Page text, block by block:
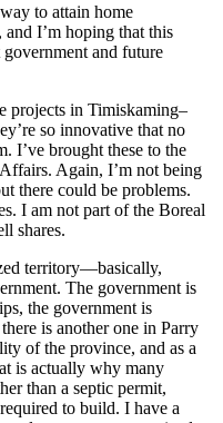
to attain home
and I’m hoping that this
and future
projects in Timiskaming–
so innovative that no
I’ve brought these to the
Again, I’m not being
there could be problems.
I am not part of the Boreal
shares.
territory—basically,
The government is
the government is
is another one in Parry
of the province, and as a
is actually why many
than a septic permit,
to build. I have a